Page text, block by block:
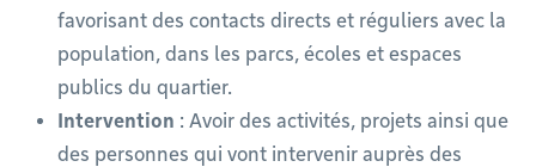
favorisant des contacts directs et réguliers avec la
population, dans les parcs, écoles et espaces
publics du quartier.
Intervention : Avoir des activités, projets ainsi que
des personnes qui vont intervenir auprès des